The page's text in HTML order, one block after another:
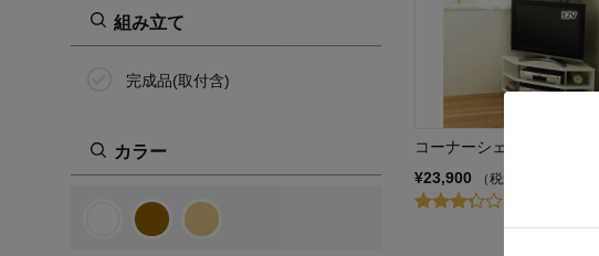
組み立て
完成品(取付含)
カラー
コーナーシェルフ
¥23,900
（税込）